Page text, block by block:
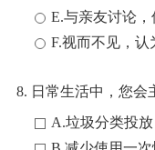
E.与亲友讨论
F.视而不见，认
8. 日常生活中，您会
A.垃圾分类投放